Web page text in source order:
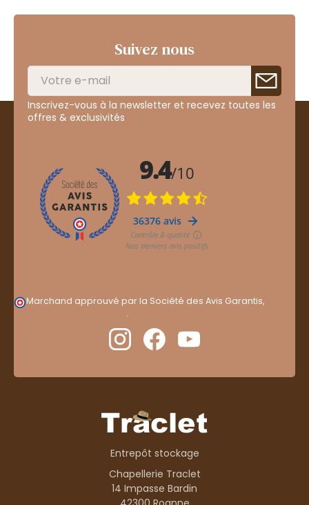
Suivez nous
Inscrivez-vous à la newsletter et recevez toutes les
offres & exclusivités
Marchand approuvé par la Société des Avis Garantis,
.
Entrepôt stockage
Chapellerie Traclet
14 Impasse Bardin